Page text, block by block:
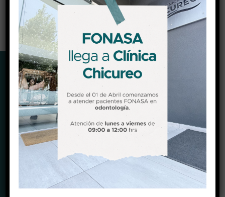
36954
DIRECCIÓN
Camino El Algarrobo parcela 30, Chicureo, Colina.
Ver Mapa (Waze)
Ver Mapa (Google maps)